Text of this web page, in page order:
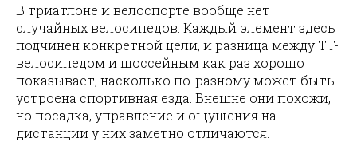
В триатлоне и велоспорте вообще нет
случайных велосипедов. Каждый элемент здесь
подчинен конкретной цели, и разница между TT-
велосипедом и шоссейным как раз хорошо
показывает, насколько по-разному может быть
устроена спортивная езда. Внешне они похожи,
но посадка, управление и ощущения на
дистанции у них заметно отличаются.